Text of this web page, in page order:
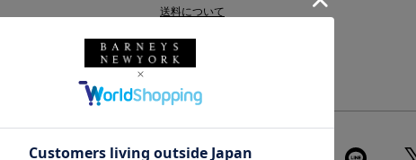
送料について
配送について
返品・交換について